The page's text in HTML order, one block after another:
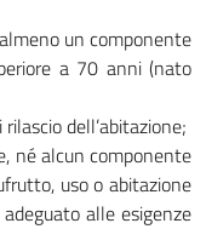
un componente
a 70 anni (nato
dell’abitazione;
né alcun componente
uso o abitazione
alle esigenze